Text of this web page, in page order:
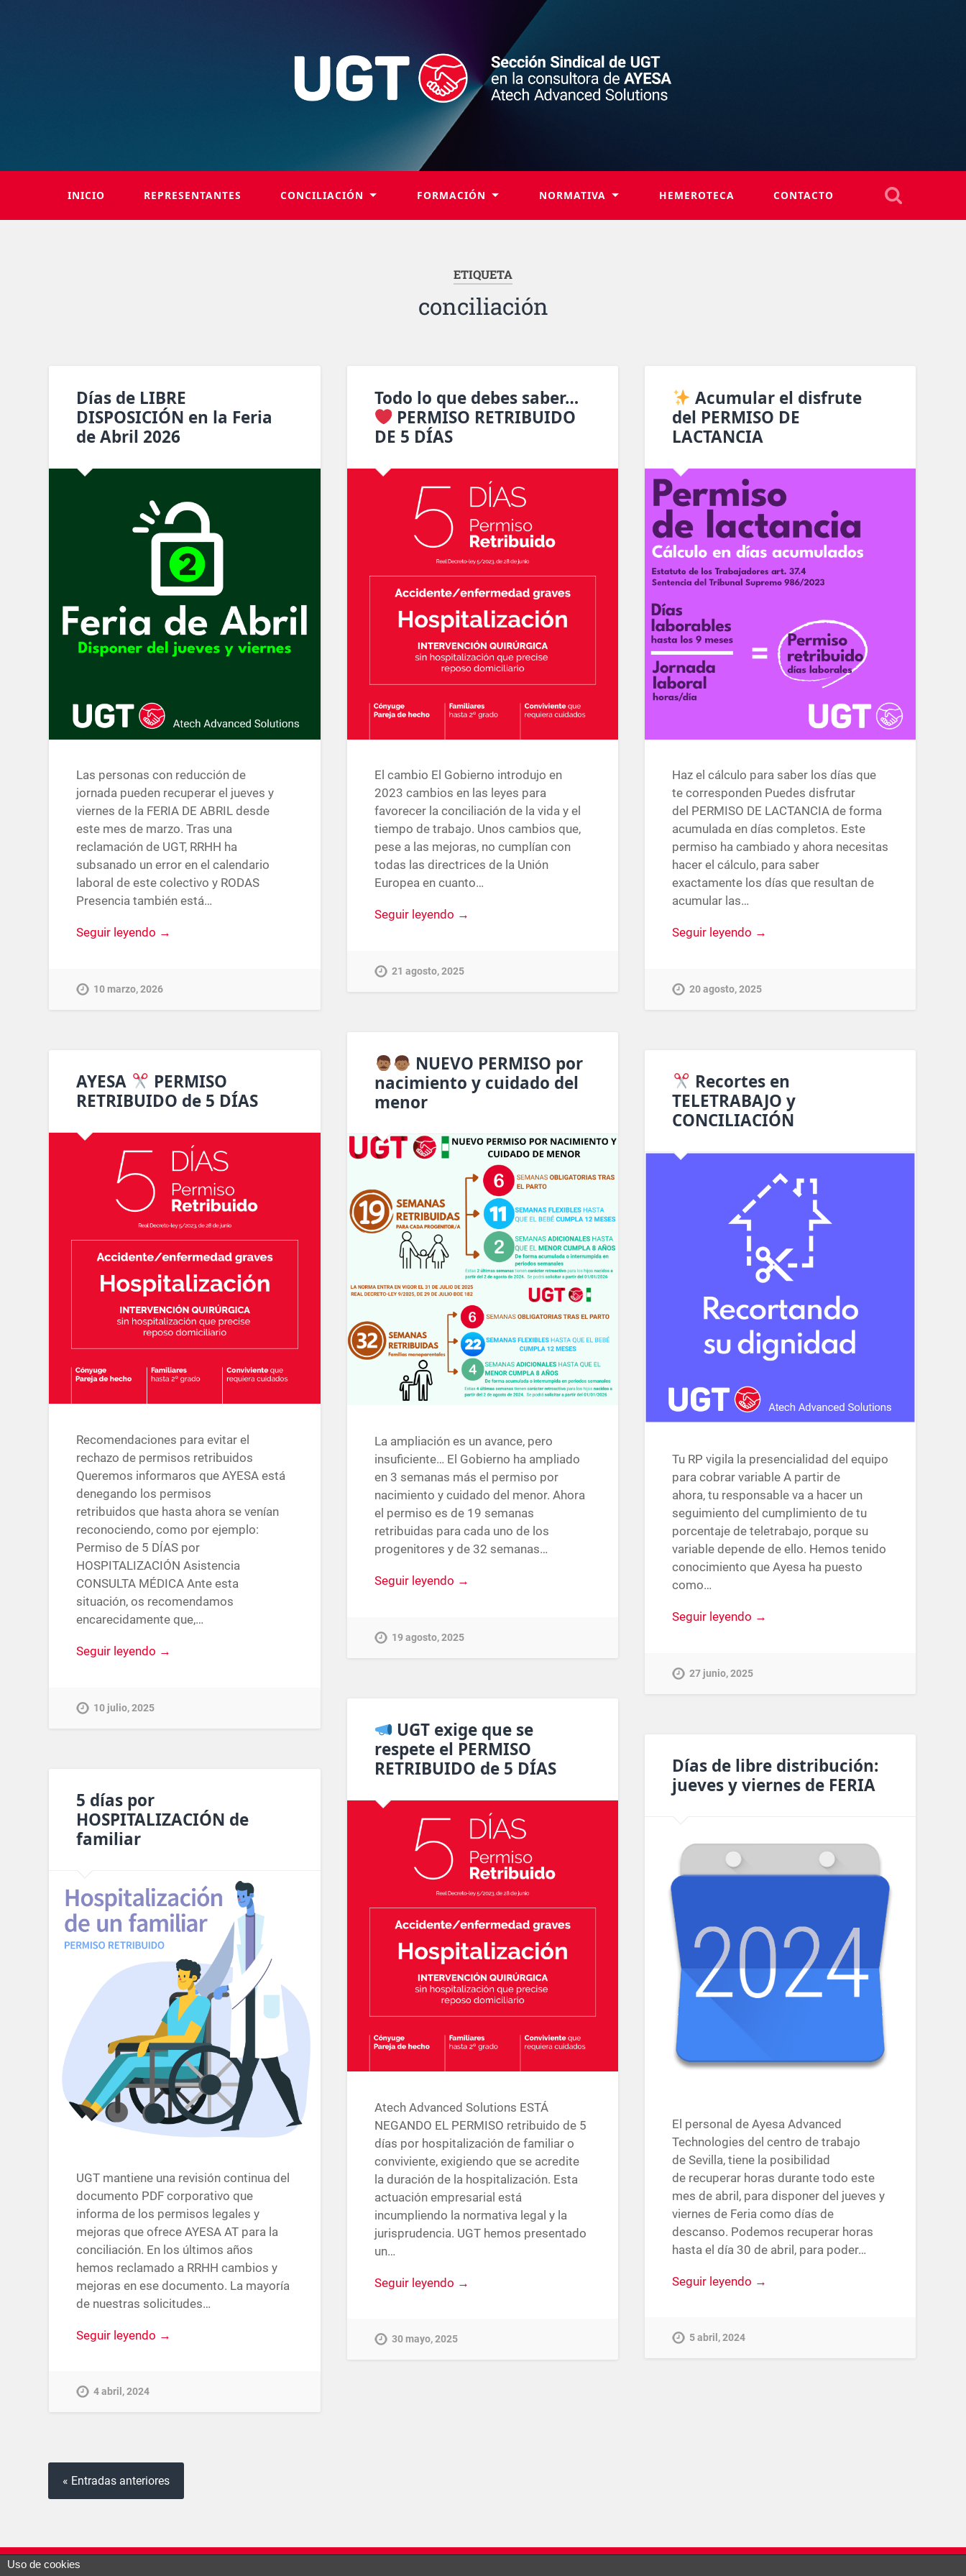
INICIO REPRESENTANTES CONCILIACIÓN FORMACIÓN NORMATIVA HEMEROTECA CONTACTO
ETIQUETA
conciliación
Días de LIBRE
DISPOSICIÓN en la Feria
de Abril 2026
Las personas con reducción de
jornada pueden recuperar el jueves y
viernes de la FERIA DE ABRIL desde
este mes de marzo. Tras una
reclamación de UGT, RRHH ha
subsanado un error en el calendario
laboral de este colectivo y RODAS
Presencia también está…
Seguir leyendo →
10 marzo, 2026
Todo lo que debes saber…
PERMISO RETRIBUIDO
DE 5 DÍAS
El cambio El Gobierno introdujo en
2023 cambios en las leyes para
favorecer la conciliación de la vida y el
tiempo de trabajo. Unos cambios que,
pese a las mejoras, no cumplían con
todas las directrices de la Unión
Europea en cuanto…
Seguir leyendo →
21 agosto, 2025
Acumular el disfrute
del PERMISO DE
LACTANCIA
Haz el cálculo para saber los días que
te corresponden Puedes disfrutar
del PERMISO DE LACTANCIA de forma
acumulada en días completos. Este
permiso ha cambiado y ahora necesitas
hacer el cálculo, para saber
exactamente los días que resultan de
acumular las…
Seguir leyendo →
20 agosto, 2025
NUEVO PERMISO por
nacimiento y cuidado del
menor
La ampliación es un avance, pero
insuficiente… El Gobierno ha ampliado
en 3 semanas más el permiso por
nacimiento y cuidado del menor. Ahora
el permiso es de 19 semanas
retribuidas para cada uno de los
progenitores y de 32 semanas…
Seguir leyendo →
19 agosto, 2025
AYESA
PERMISO
RETRIBUIDO de 5 DÍAS
Recomendaciones para evitar el
rechazo de permisos retribuidos
Queremos informaros que AYESA está
denegando los permisos
retribuidos que hasta ahora se venían
reconociendo, como por ejemplo:
Permiso de 5 DÍAS por
HOSPITALIZACIÓN Asistencia
CONSULTA MÉDICA Ante esta
situación, os recomendamos
encarecidamente que,…
Seguir leyendo →
10 julio, 2025
Recortes en
TELETRABAJO y
CONCILIACIÓN
Tu RP vigila la presencialidad del equipo
para cobrar variable A partir de
ahora, tu responsable va a hacer un
seguimiento del cumplimiento de tu
porcentaje de teletrabajo, porque su
variable depende de ello. Hemos tenido
conocimiento que Ayesa ha puesto
como…
Seguir leyendo →
27 junio, 2025
UGT exige que se
respete el PERMISO
RETRIBUIDO de 5 DÍAS
Atech Advanced Solutions ESTÁ
NEGANDO EL PERMISO retribuido de 5
días por hospitalización de familiar o
conviviente, exigiendo que se acredite
la duración de la hospitalización. Esta
actuación empresarial está
incumpliendo la normativa legal y la
jurisprudencia. UGT hemos presentado
un…
Seguir leyendo →
30 mayo, 2025
Días de libre distribución:
jueves y viernes de FERIA
El personal de Ayesa Advanced
Technologies del centro de trabajo
de Sevilla, tiene la posibilidad
de recuperar horas durante todo este
mes de abril, para disponer del jueves y
viernes de Feria como días de
descanso. Podemos recuperar horas
hasta el día 30 de abril, para poder…
Seguir leyendo →
5 abril, 2024
5 días por
HOSPITALIZACIÓN de
familiar
UGT mantiene una revisión continua del
documento PDF corporativo que
informa de los permisos legales y
mejoras que ofrece AYESA AT para la
conciliación. En los últimos años
hemos reclamado a RRHH cambios y
mejoras en ese documento. La mayoría
de nuestras solicitudes…
Seguir leyendo →
4 abril, 2024
« Entradas anteriores
Uso de cookies